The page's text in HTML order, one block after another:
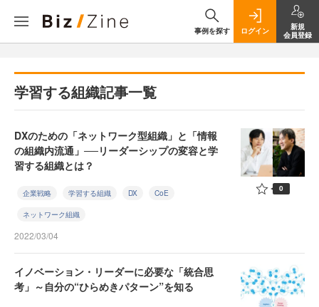
事例を探す ログイン
新規
会員登録
学習する組織記事一覧
DXのための「ネットワーク型組織」と「情報
の組織内流通」──リーダーシップの変容と学
習する組織とは？
企業戦略 学習する組織 DX CoE
ネットワーク組織
2022/03/04
0
イノベーション・リーダーに必要な「統合思
考」～自分の“ひらめきパターン”を知る